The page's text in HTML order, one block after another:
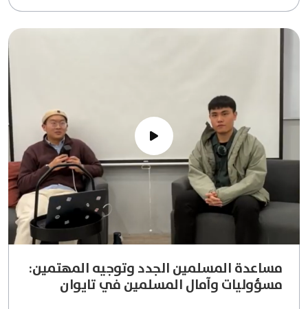
مساعدة المسلمين الجدد وتوجيه المهتمين:
مسؤوليات وآمال المسلمين في تايوان